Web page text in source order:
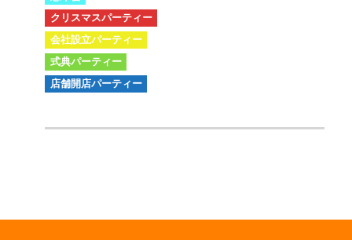
クリスマスパーティー
会社設立パーティー
式典パーティー
店舗開店パーティー